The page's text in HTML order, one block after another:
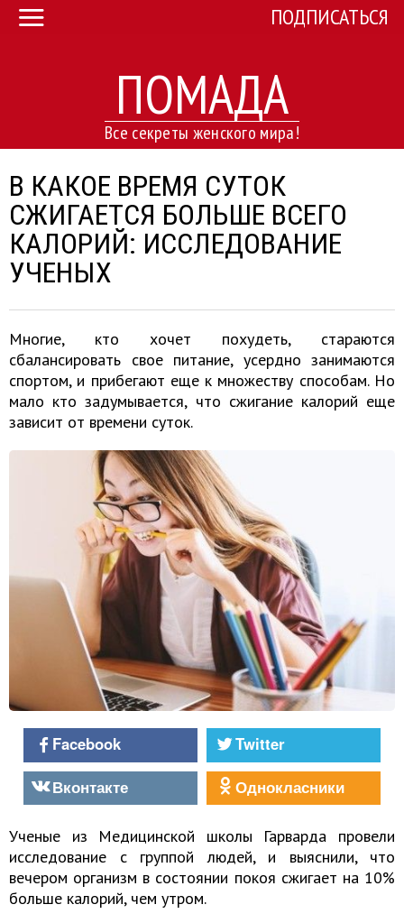
ПОМАДА
Все секреты женского мира!
ПОДПИСАТЬСЯ
В КАКОЕ ВРЕМЯ СУТОК
СЖИГАЕТСЯ БОЛЬШЕ ВСЕГО
КАЛОРИЙ: ИССЛЕДОВАНИЕ
УЧЕНЫХ
Многие, кто хочет похудеть, стараются
сбалансировать свое питание, усердно занимаются
спортом, и прибегают еще к множеству способам. Но
мало кто задумывается, что сжигание калорий еще
зависит от времени суток.
Facebook
Twitter
Вконтакте
Однокласники
Ученые из Медицинской школы Гарварда провели
исследование с группой людей, и выяснили, что
вечером организм в состоянии покоя сжигает на 10%
больше калорий, чем утром.